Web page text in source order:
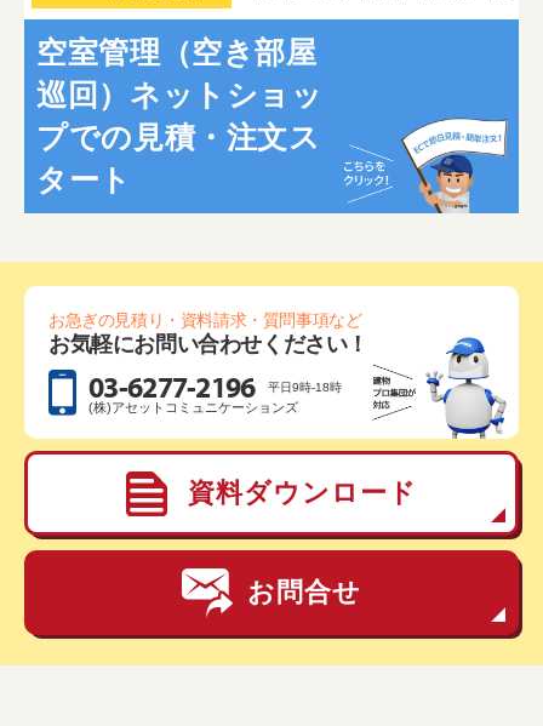
空室管理（空き部屋
巡回）ネットショッ
プでの見積・注文ス
タート
お急ぎの見積り・資料請求・質問事項など
お気軽にお問い合わせください！
03-6277-2196 平日9時-18時
(株)アセットコミュニケーションズ
資料ダウンロード
お問合せ